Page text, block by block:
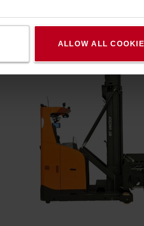
ALLOW ALL